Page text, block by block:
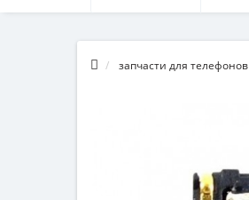
запчасти для телефонов